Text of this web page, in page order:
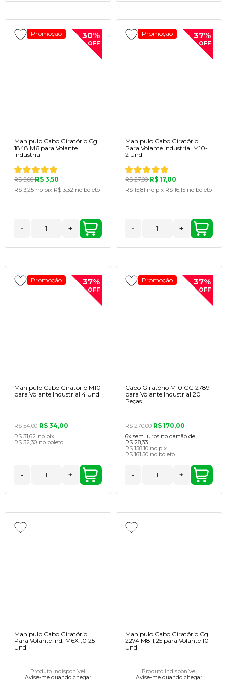
Promoção 30%
OFF
Manipulo Cabo Giratório Cg
1848 M6 para Volante
Industrial
R$ 5,00R$ 3,50
R$ 3,25 no pix R$ 3,32 no boleto
- +
Promoção 37%
OFF
Manipulo Cabo Giratório
Para Volante industrial M10-
2 Und
R$ 27,00R$ 17,00
R$ 15,81 no pix R$ 16,15 no boleto
- +
Promoção 37%
OFF
Manipulo Cabo Giratório M10
para Volante Industrial 4 Und
R$ 54,00R$ 34,00
R$ 31,62 no pix
R$ 32,30 no boleto
- +
Promoção 37%
OFF
Cabo Giratório M10 CG 2789
para Volante Industrial 20
Peças
R$ 270,00R$ 170,00
6x sem juros no cartão de
R$ 28,33
R$ 158,10 no pix
R$ 161,50 no boleto
- +
Manipulo Cabo Giratório
Para Volante Ind. M6X1,0 25
Und
Produto Indisponível
Avise-me quando chegar
Manipulo Cabo Giratório Cg
2274 M8 1,25 para Volante 10
Und
Produto Indisponível
Avise-me quando chegar